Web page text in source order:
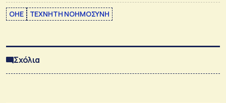
ΟΗΕ ΤΕΧΝΗΤΗ ΝΟΗΜΟΣΥΝΗ
Σχόλια